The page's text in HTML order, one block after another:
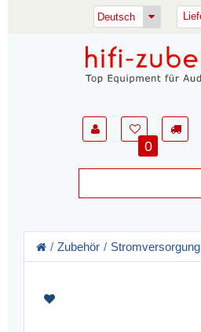
Deutsch
0
Zubehör Stromversorgung